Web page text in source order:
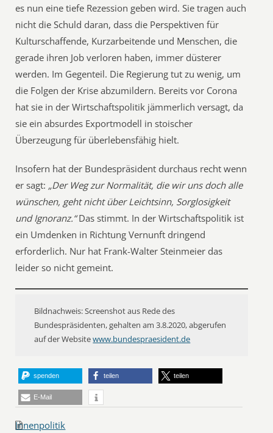
es nun eine tiefe Rezession geben wird. Sie tragen auch
nicht die Schuld daran, dass die Perspektiven für
Kulturschaffende, Kurzarbeitende und Menschen, die
gerade ihren Job verloren haben, immer düsterer
werden. Im Gegenteil. Die Regierung tut zu wenig, um
die Folgen der Krise abzumildern. Bereits vor Corona
hat sie in der Wirtschaftspolitik jämmerlich versagt, da
sie ein absurdes Exportmodell in stoischer
Überzeugung für überlebensfähig hielt.
Insofern hat der Bundespräsident durchaus recht wenn
er sagt: „Der Weg zur Normalität, die wir uns doch alle
wünschen, geht nicht über Leichtsinn, Sorglosigkeit
und Ignoranz.“Das stimmt. In der Wirtschaftspolitik ist
ein Umdenken in Richtung Vernunft dringend
erforderlich. Nur hat Frank-Walter Steinmeier das
leider so nicht gemeint.
Bildnachweis: Screenshot aus Rede des
Bundespräsidenten, gehalten am 3.8.2020, abgerufen
auf der Websitewww.bundespraesident.de
spenden teilen teilen
E-Mail
Innenpolitik